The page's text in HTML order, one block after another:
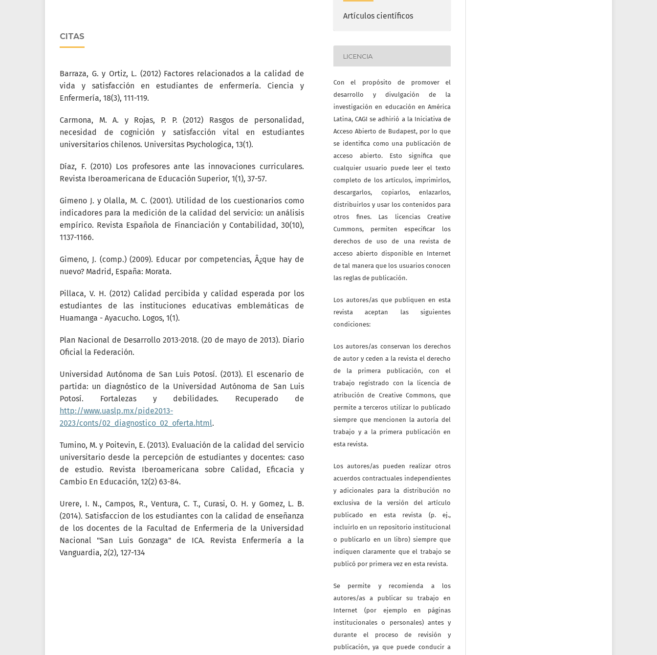
CITAS
Barraza, G. y Ortiz, L. (2012) Factores relacionados a la calidad de
vida y satisfacción en estudiantes de enfermería. Ciencia y
Enfermería, 18(3), 111-119.
Carmona, M. A. y Rojas, P. P. (2012) Rasgos de personalidad,
necesidad de cognición y satisfacción vital en estudiantes
universitarios chilenos. Universitas Psychologica, 13(1).
Díaz, F. (2010) Los profesores ante las innovaciones curriculares.
Revista Iberoamericana de Educación Superior, 1(1), 37-57.
Gimeno J. y Olalla, M. C. (2001). Utilidad de los cuestionarios como
indicadores para la medición de la calidad del servicio: un análisis
empírico. Revista Española de Financiación y Contabilidad, 30(10),
1137-1166.
Gimeno, J. (comp.) (2009). Educar por competencias, Â¿que hay de
nuevo? Madrid, España: Morata.
Pillaca, V. H. (2012) Calidad percibida y calidad esperada por los
estudiantes de las instituciones educativas emblemáticas de
Huamanga - Ayacucho. Logos, 1(1).
Plan Nacional de Desarrollo 2013-2018. (20 de mayo de 2013). Diario
Oficial la Federación.
Universidad Autónoma de San Luis Potosí. (2013). El escenario de
partida: un diagnóstico de la Universidad Autónoma de San Luis
Potosí. Fortalezas y debilidades. Recuperado de
http://www.uaslp.mx/pide2013-
2023/conts/02_diagnostico_02_oferta.html.
Tumino, M. y Poitevin, E. (2013). Evaluación de la calidad del servicio
universitario desde la percepción de estudiantes y docentes: caso
de estudio. Revista Iberoamericana sobre Calidad, Eficacia y
Cambio En Educación, 12(2) 63-84.
Urere, I. N., Campos, R., Ventura, C. T., Curasi, O. H. y Gomez, L. B.
(2014). Satisfaccion de los estudiantes con la calidad de enseñanza
de los docentes de la Facultad de Enfermeria de la Universidad
Nacional "San Luis Gonzaga" de ICA. Revista Enfermería a la
Vanguardia, 2(2), 127-134
Artículos científicos
LICENCIA
Con el propósito de promover el
desarrollo y divulgación de la
investigación en educación en América
Latina, CAGI se adhirió a la Iniciativa de
Acceso Abierto de Budapest, por lo que
se identifica como una publicación de
acceso abierto. Esto significa que
cualquier usuario puede leer el texto
completo de los artículos, imprimirlos,
descargarlos, copiarlos, enlazarlos,
distribuirlos y usar los contenidos para
otros fines. Las licencias Creative
Cummons, permiten especificar los
derechos de uso de una revista de
acceso abierto disponible en Internet
de tal manera que los usuarios conocen
las reglas de publicación.
Los autores/as que publiquen en esta
revista aceptan las siguientes
condiciones:
Los autores/as conservan los derechos
de autor y ceden a la revista el derecho
de la primera publicación, con el
trabajo registrado con la licencia de
atribución de Creative Commons, que
permite a terceros utilizar lo publicado
siempre que mencionen la autoría del
trabajo y a la primera publicación en
esta revista.
Los autores/as pueden realizar otros
acuerdos contractuales independientes
y adicionales para la distribución no
exclusiva de la versión del artículo
publicado en esta revista (p. ej.,
incluirlo en un repositorio institucional
o publicarlo en un libro) siempre que
indiquen claramente que el trabajo se
publicó por primera vez en esta revista.
Se permite y recomienda a los
autores/as a publicar su trabajo en
Internet (por ejemplo en páginas
institucionales o personales) antes y
durante el proceso de revisión y
publicación, ya que puede conducir a